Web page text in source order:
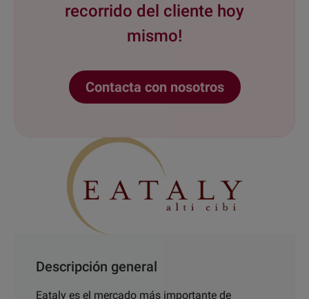
recorrido del cliente hoy
mismo!
Contacta con nosotros
Descripción general
Eataly es el mercado más importante de